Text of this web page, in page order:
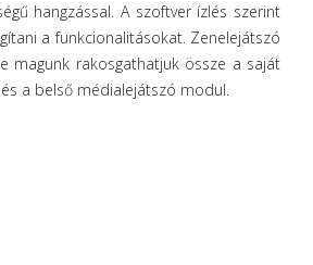
hangzással. A szoftver ízlés szerint
a funkcionalitásokat. Zenelejátszó
magunk rakosgathatjuk össze a saját
a belső médialejátszó modul.